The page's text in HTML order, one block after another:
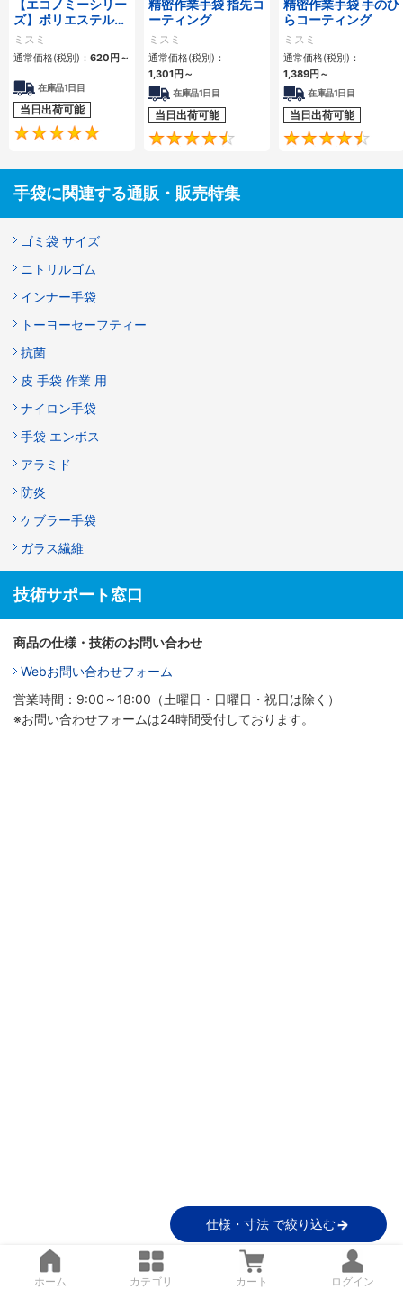
【エコノミーシリー
ズ】ポリエステル手
袋（手のひらPUコ
ーティング）
ミスミ
通常価格(税別)： 620 円 ～
在庫品1日目
当日出荷可能
4.8
精密作業手袋 指先コ
ーティング
ミスミ
通常価格(税別)：
1,301円 ～
在庫品1日目
当日出荷可能
4.4
精密作業手袋 手のひ
らコーティング
ミスミ
通常価格(税別)：
1,389円 ～
在庫品1日目
当日出荷可能
手袋に関連する通販・販売特集
ゴミ袋 サイズ
ニトリルゴム
インナー手袋
トーヨーセーフティー
抗菌
皮 手袋 作業 用
ナイロン手袋
手袋 エンボス
アラミド
防炎
ケブラー手袋
ガラス繊維
技術サポート窓口
商品の仕様・技術のお問い合わせ
Webお問い合わせフォーム
営業時間：9:00～18:00（土曜日・日曜日・祝日は除く）
※お問い合わせフォームは24時間受付しております。
仕様・寸法 で絞り込む
ホーム カテゴリ カート ログイン